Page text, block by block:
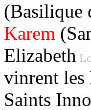
(Basilique
Karem
Elizabeth
vinrent les
Saints